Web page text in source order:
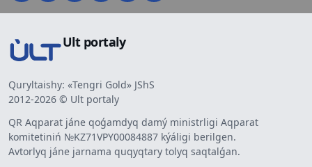
Ult portaly
Quryltaishy: «Tengri Gold» JShS
2012-2026 © Ult portaly
QR Aqparat jáne qoǵamdyq damý ministrligi Aqparat
komitetiniń №KZ71VPY00084887 kýáligi berilgen.
Avtorlyq jáne jarnama quqyqtary tolyq saqtalǵan.